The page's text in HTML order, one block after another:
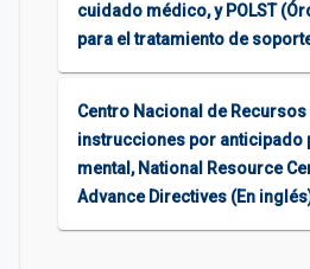
cuidado médico, y POLST
para el tratamiento de
Centro Nacional de
instrucciones por anticipado
mental, National Resource
Advance Directives (En